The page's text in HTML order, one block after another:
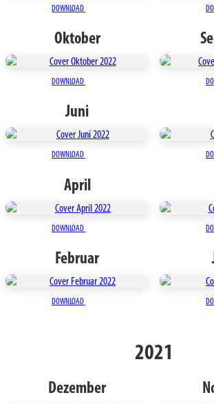
DOWNLOAD
Oktober
DOWNLOAD
Juni
DOWNLOAD
April
DOWNLOAD
Februar
DOWNLOAD
2021
Dezember